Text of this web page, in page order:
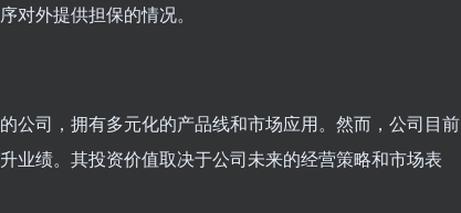
对外提供担保的情况。
公司，拥有多元化的产品线和市场应用。然而，公司目前
业绩。其投资价值取决于公司未来的经营策略和市场表